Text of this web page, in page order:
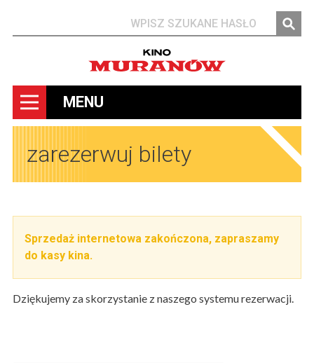
MENU
zarezerwuj bilety
Sprzedaż internetowa zakończona, zapraszamy
do kasy kina.
Dziękujemy za skorzystanie z naszego systemu rezerwacji.